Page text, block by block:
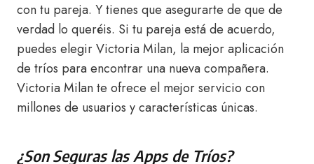
con tu pareja. Y tienes que asegurarte de que de
verdad lo queréis. Si tu pareja está de acuerdo,
puedes elegir Victoria Milan, la mejor aplicación
de tríos para encontrar una nueva compañera.
Victoria Milan te ofrece el mejor servicio con
millones de usuarios y características únicas.
¿Son Seguras las Apps de Tríos?